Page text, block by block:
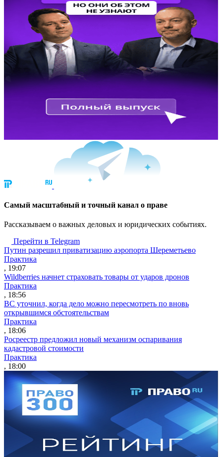
Cамый масштабный и точный канал о праве
Рассказываем о важных деловых и юридических событиях.
Перейти в Telegram
Путин разрешил приватизацию аэропорта Шереметьево
Практика
, 19:07
Wildberries начнет страховать товары от ударов дронов
Практика
, 18:56
ВС уточнил, когда дело можно пересмотреть по вновь
открывшимся обстоятельствам
Практика
, 18:06
Росреестр предложил новый механизм оспаривания
кадастровой стоимости
Практика
, 18:00